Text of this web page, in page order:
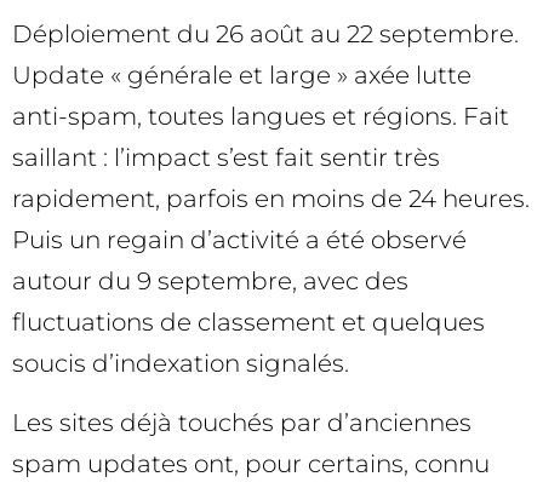
Déploiement du 26 août au 22 septembre.
Update « générale et large » axée lutte
anti-spam, toutes langues et régions. Fait
saillant : l’impact s’est fait sentir très
rapidement, parfois en moins de 24 heures.
Puis un regain d’activité a été observé
autour du 9 septembre, avec des
fluctuations de classement et quelques
soucis d’indexation signalés.
Les sites déjà touchés par d’anciennes
spam updates ont, pour certains, connu